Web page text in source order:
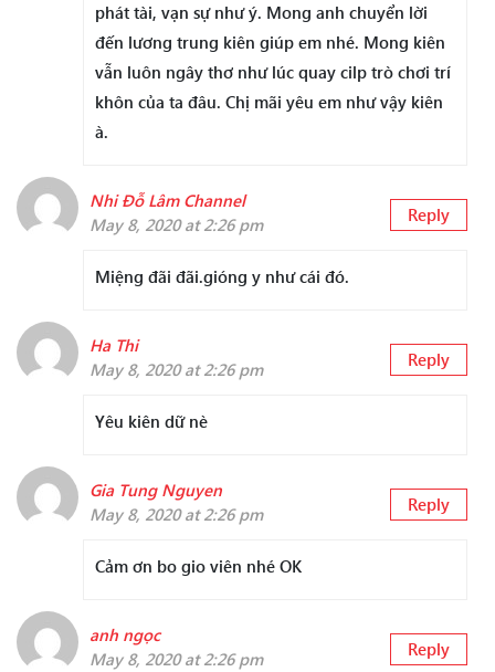
phát tài, vạn sự như ý. Mong anh chuyển lời
đến lương trung kiên giúp em nhé. Mong kiên
vẫn luôn ngây thơ như lúc quay cilp trò chơi trí
khôn của ta đâu. Chị mãi yêu em như vậy kiên
à.
Nhi Đỗ Lâm Channel
May 8, 2020 at 2:26 pm
Reply
Miệng đãi đãi.gióng y như cái đó.
Ha Thi
May 8, 2020 at 2:26 pm
Reply
Yêu kiên dữ nè
Gia Tung Nguyen
May 8, 2020 at 2:26 pm
Reply
Cảm ơn bo gio viên nhé OK
anh ngọc
May 8, 2020 at 2:26 pm
Reply